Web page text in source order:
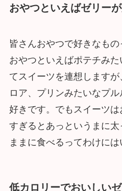
おやつといえばゼリー
皆さんおやつで好きなも
おやつといえばポテチみた
てスイーツを連想します
ロア、プリンみたいなプ
好きです。でもスイーツ
すぎるとあっというまに
ままに食べるってわけには
低カロリーでおいしい